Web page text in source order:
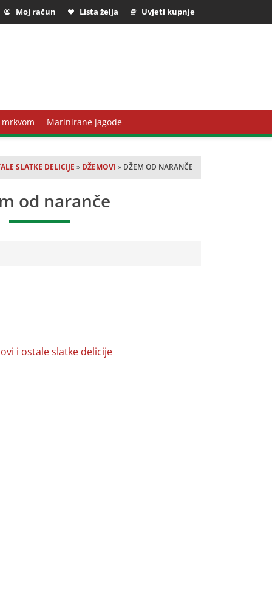
Moj račun Lista želja Uvjeti kupnje
Marinirane jagode
SLATKE DELICIJE » DŽEMOVI » DŽEM OD NARANČE
od naranče
i ostale slatke delicije